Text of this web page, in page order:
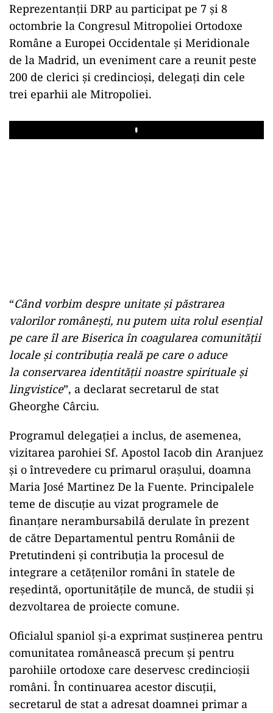
Reprezentanții DRP au participat pe 7 și 8
octombrie la Congresul Mitropoliei Ortodoxe
Române a Europei Occidentale și Meridionale
de la Madrid, un eveniment care a reunit peste
200 de clerici și credincioși, delegați din cele
trei eparhii ale Mitropoliei.
Play
“Când vorbim despre unitate și păstrarea
valorilor românești, nu putem uita rolul esențial
pe care îl are Biserica în coagularea comunității
locale și contribuția reală pe care o aduce
la conservarea identității noastre spirituale și
lingvistice”, a declarat secretarul de stat
Gheorghe Cârciu.
Programul delegației a inclus, de asemenea,
vizitarea parohiei Sf. Apostol Iacob din Aranjuez
și o întrevedere cu primarul orașului, doamna
Maria José Martinez De la Fuente. Principalele
teme de discuție au vizat programele de
finanțare nerambursabilă derulate în prezent
de către Departamentul pentru Românii de
Pretutindeni și contribuția la procesul de
integrare a cetățenilor români în statele de
reședintă, oportunitățile de muncă, de studii și
dezvoltarea de proiecte comune.
Oficialul spaniol și-a exprimat susținerea pentru
comunitatea românească precum și pentru
parohiile ortodoxe care deservesc credincioșii
români. În continuarea acestor discuții,
secretarul de stat a adresat doamnei primar a